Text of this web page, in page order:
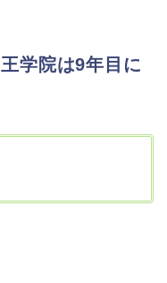
学院は9年目に